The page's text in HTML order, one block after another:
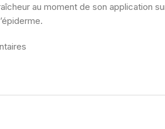
au moment de son application